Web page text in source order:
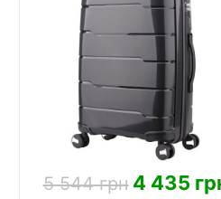
5 544 грн 4 435